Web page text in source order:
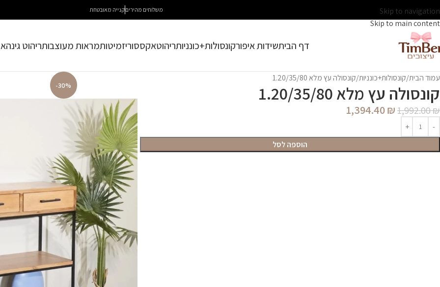
Skip to navigation
Skip to main content
משלוחים מהיריםקנייה מאובטחת
דף הביתשידות איפורקונסולות+כונניותריהוטאקססוריזמיטותמראות מעוצבותריהוט גינה
עמוד הבית קונסולות+כונניות קונסולה עץ מלא 1.20/35/80
קונסולה עץ מלא 1.20/35/80
1,992.00₪
1,394.40₪
הוספה לסל
-30%